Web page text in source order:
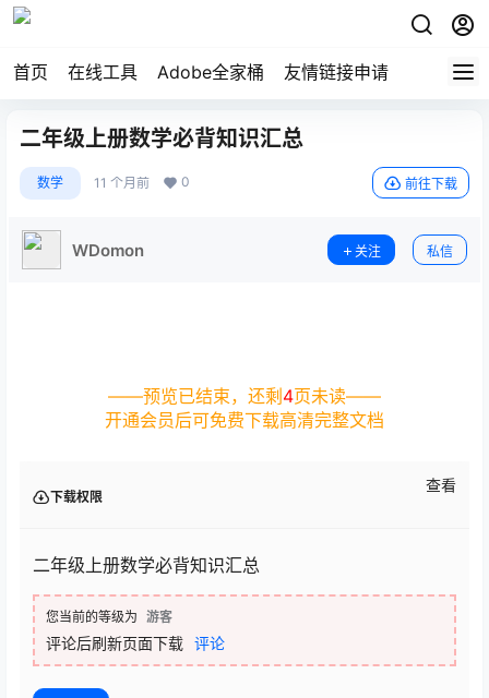
首页 在线工具 Adobe全家桶 友情链接申请
二年级上册数学必背知识汇总
数学 11 个月前 0 前往下载
WDomon 关注 私信
——预览已结束，还剩 4页未读——
开通会员后可免费下载高清完整文档
下载权限
查看
二年级上册数学必背知识汇总
您当前的等级为 游客
评论后刷新页面下载 评论